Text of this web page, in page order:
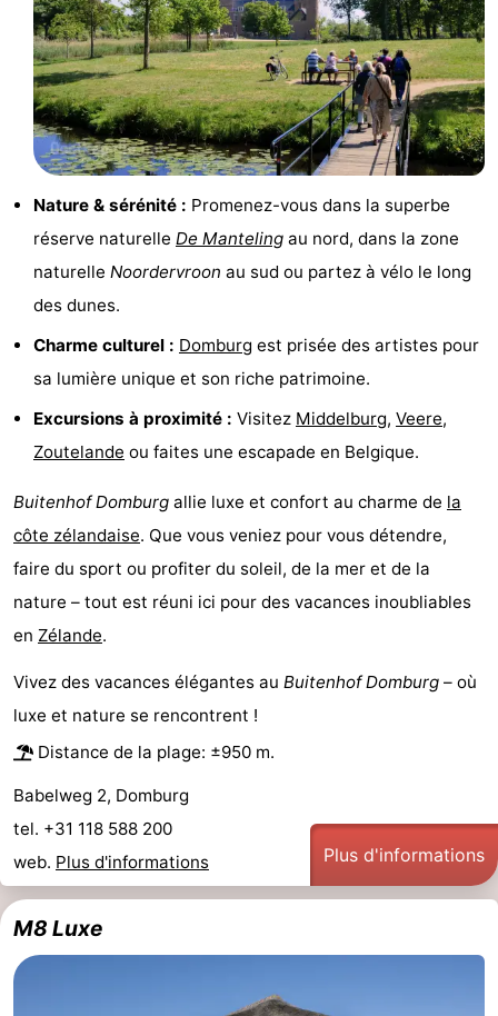
Het
Zwin
Contact
Nature & sérénité : Promenez-vous dans la superbe
réserve naturelle De Manteling au nord, dans la zone
naturelle Noordervroon au sud ou partez à vélo le long
des dunes.
Charme culturel : Domburg est prisée des artistes pour
sa lumière unique et son riche patrimoine.
Excursions à proximité : Visitez Middelburg, Veere,
Zoutelande ou faites une escapade en Belgique.
Buitenhof Domburg allie luxe et confort au charme de la
côte zélandaise. Que vous veniez pour vous détendre,
faire du sport ou profiter du soleil, de la mer et de la
nature – tout est réuni ici pour des vacances inoubliables
en Zélande.
Vivez des vacances élégantes au Buitenhof Domburg – où
luxe et nature se rencontrent !
Distance de la plage: ±950 m.
Babelweg 2, Domburg
tel. +31 118 588 200
web. Plus d'informations Plus d'informations
M8 Luxe